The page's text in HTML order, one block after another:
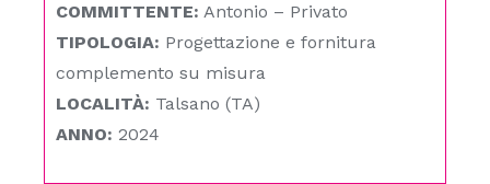
COMMITTENTE: Antonio – Privato
TIPOLOGIA: Progettazione e fornitura
complemento su misura
LOCALITÀ: Talsano (TA)
ANNO: 2024